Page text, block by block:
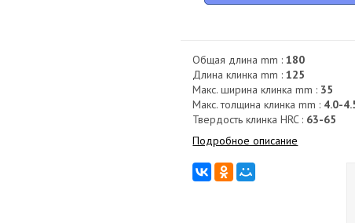
Общая длина mm :180
Длина клинка mm :125
Макс. ширина клинка mm : 35
Макс. толщина клинка mm : 4.0-
Твердость клинка HRC : 63-65
Подробное описание